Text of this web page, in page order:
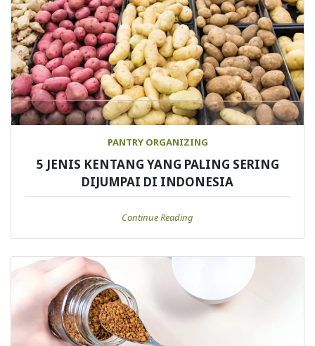
PANTRY ORGANIZING
5 JENIS KENTANG YANG PALING SERING
DIJUMPAI DI INDONESIA
Continue Reading